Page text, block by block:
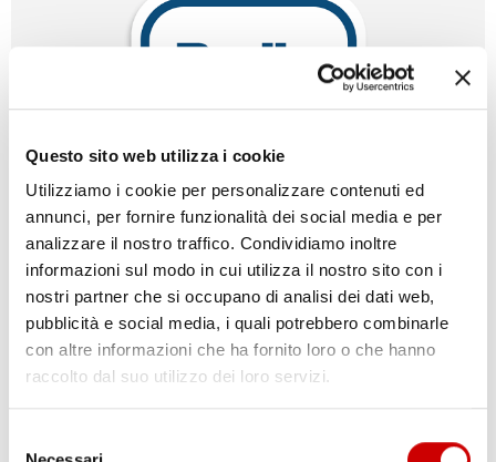
Questo sito web utilizza i cookie
Utilizziamo i cookie per personalizzare contenuti ed
annunci, per fornire funzionalità dei social media e per
analizzare il nostro traffico. Condividiamo inoltre
informazioni sul modo in cui utilizza il nostro sito con i
nostri partner che si occupano di analisi dei dati web,
pubblicità e social media, i quali potrebbero combinarle
con altre informazioni che ha fornito loro o che hanno
raccolto dal suo utilizzo dei loro servizi.
SPACCIO DI DROGA, ARRESTI A TORRE
ANNUNZIATA
Varriale
18 Dicembre 2013
Sei misure cautelari in carcere sono state eseguite all’alba dai
sostanze di stupefacenti nella zona di Striano e nei comuni